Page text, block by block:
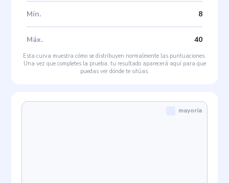
Mín. 8
Máx. 40
Esta curva muestra cómo se distribuyen normalmente las puntuaciones.
Una vez que completes la prueba, tu resultado aparecerá aquí para que
puedas ver dónde te sitúas.
mayoría